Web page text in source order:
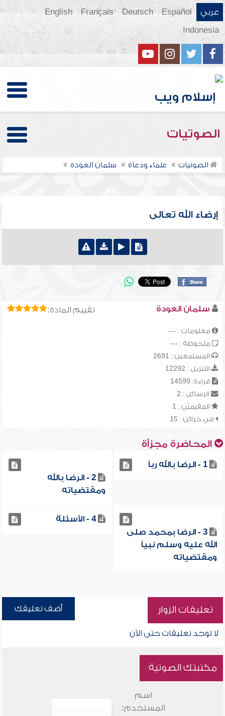
عربي Español
Deutsch
Français
English
Indonesia
الصوتيات
الصوتيات علماء ودعاة سلمان العودة
إرضاء الله تعالى
تقييم المادة: سلمان العودة
معلومات : ---
ملحوظة : ---
المستمعين : 2691
التنزيل : 12292
قراءة: 14599
الرسائل : 2
المقيميّن : 1
في خزائن : 15
المحاضرة مجزأة
1 - الرضا بالله رباً
2 - الرضا بالله
ومقتضياته
3 - الرضا بمحمد صلى
الله عليه وسلم نبياً
ومقتضياته
4 - الأسئلة
تعليقات الزوار أضف تعليقك
لا توجد تعليقات حتى الآن
مكتبتك الصوتية
اسم
المستخدم: